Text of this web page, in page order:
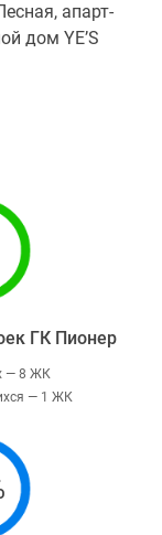
апарт-
дом YE’S
ГК Пионер
— 8 ЖК
— 1 ЖК